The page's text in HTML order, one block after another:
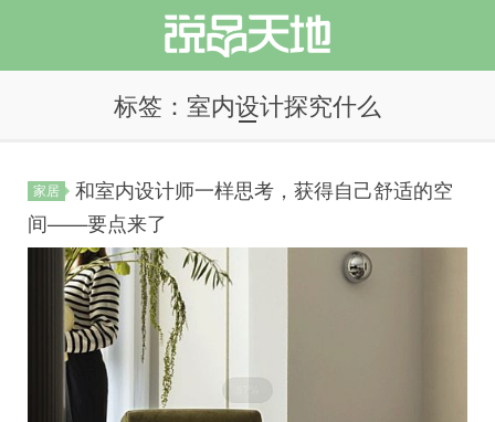
标签：室内设计探究什么
家居
和室内设计师一样思考，获得自己舒适的空
间——要点来了